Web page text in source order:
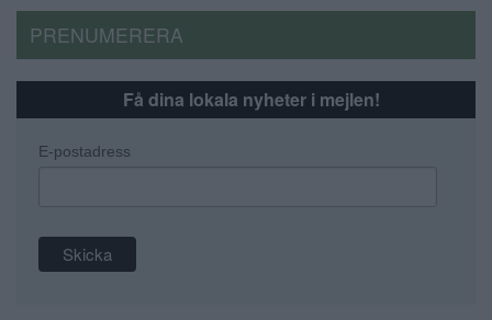
PRENUMERERA
Få dina lokala nyheter i mejlen!
E-postadress